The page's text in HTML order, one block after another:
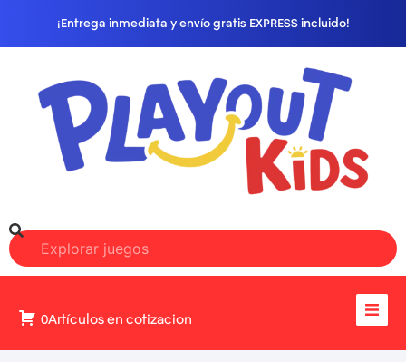
¡Entrega inmediata y envío gratis EXPRESS incluido!
0Artículos en cotizacion